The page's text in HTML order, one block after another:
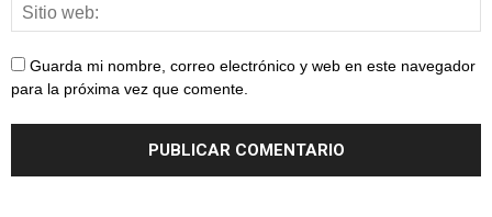
Guarda mi nombre, correo electrónico y web en este navegador
para la próxima vez que comente.